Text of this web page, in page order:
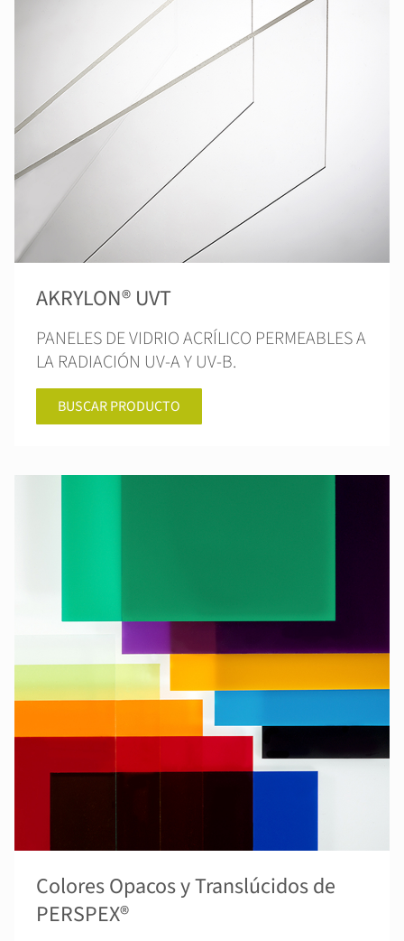
AKRYLON® UVT
PANELES DE VIDRIO ACRÍLICO PERMEABLES A
LA RADIACIÓN UV-A Y UV-B.
BUSCAR PRODUCTO
Colores Opacos y Translúcidos de
PERSPEX®